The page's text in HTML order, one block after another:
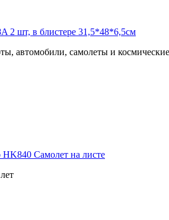
автомобили, самолеты и